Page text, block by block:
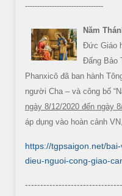
--------------------------------
Năm
Đức Giáo
Đấng Bảo
Phanxicô đã ban hành
người Cha – và công bố
ngày 8/12/2020 đến ngày
áp dụng vào hoàn cảnh
https://tgpsaigon.net/
dieu-nguoi-cong-giao-